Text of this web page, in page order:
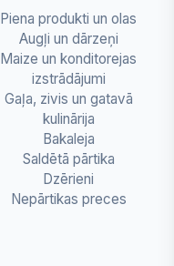
Piena produkti un olas
Augļi un dārzeņi
Maize un konditorejas
izstrādājumi
Gaļa, zivis un gatavā
kulinārija
Bakaleja
Saldētā pārtika
Dzērieni
Nepārtikas preces